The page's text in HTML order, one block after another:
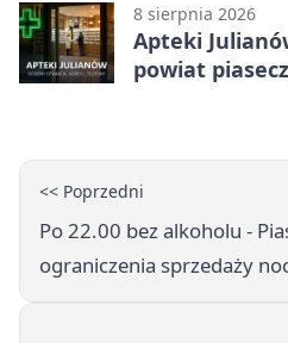
8 sierpnia 2026
Apteki
powiat
<< Poprzedni
Po 22.00 bez alkoholu -
ograniczenia sprzedaży